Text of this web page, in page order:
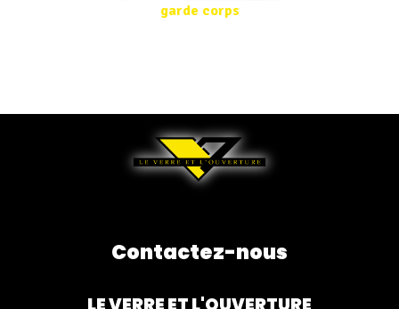
garde corps
Contactez-nous